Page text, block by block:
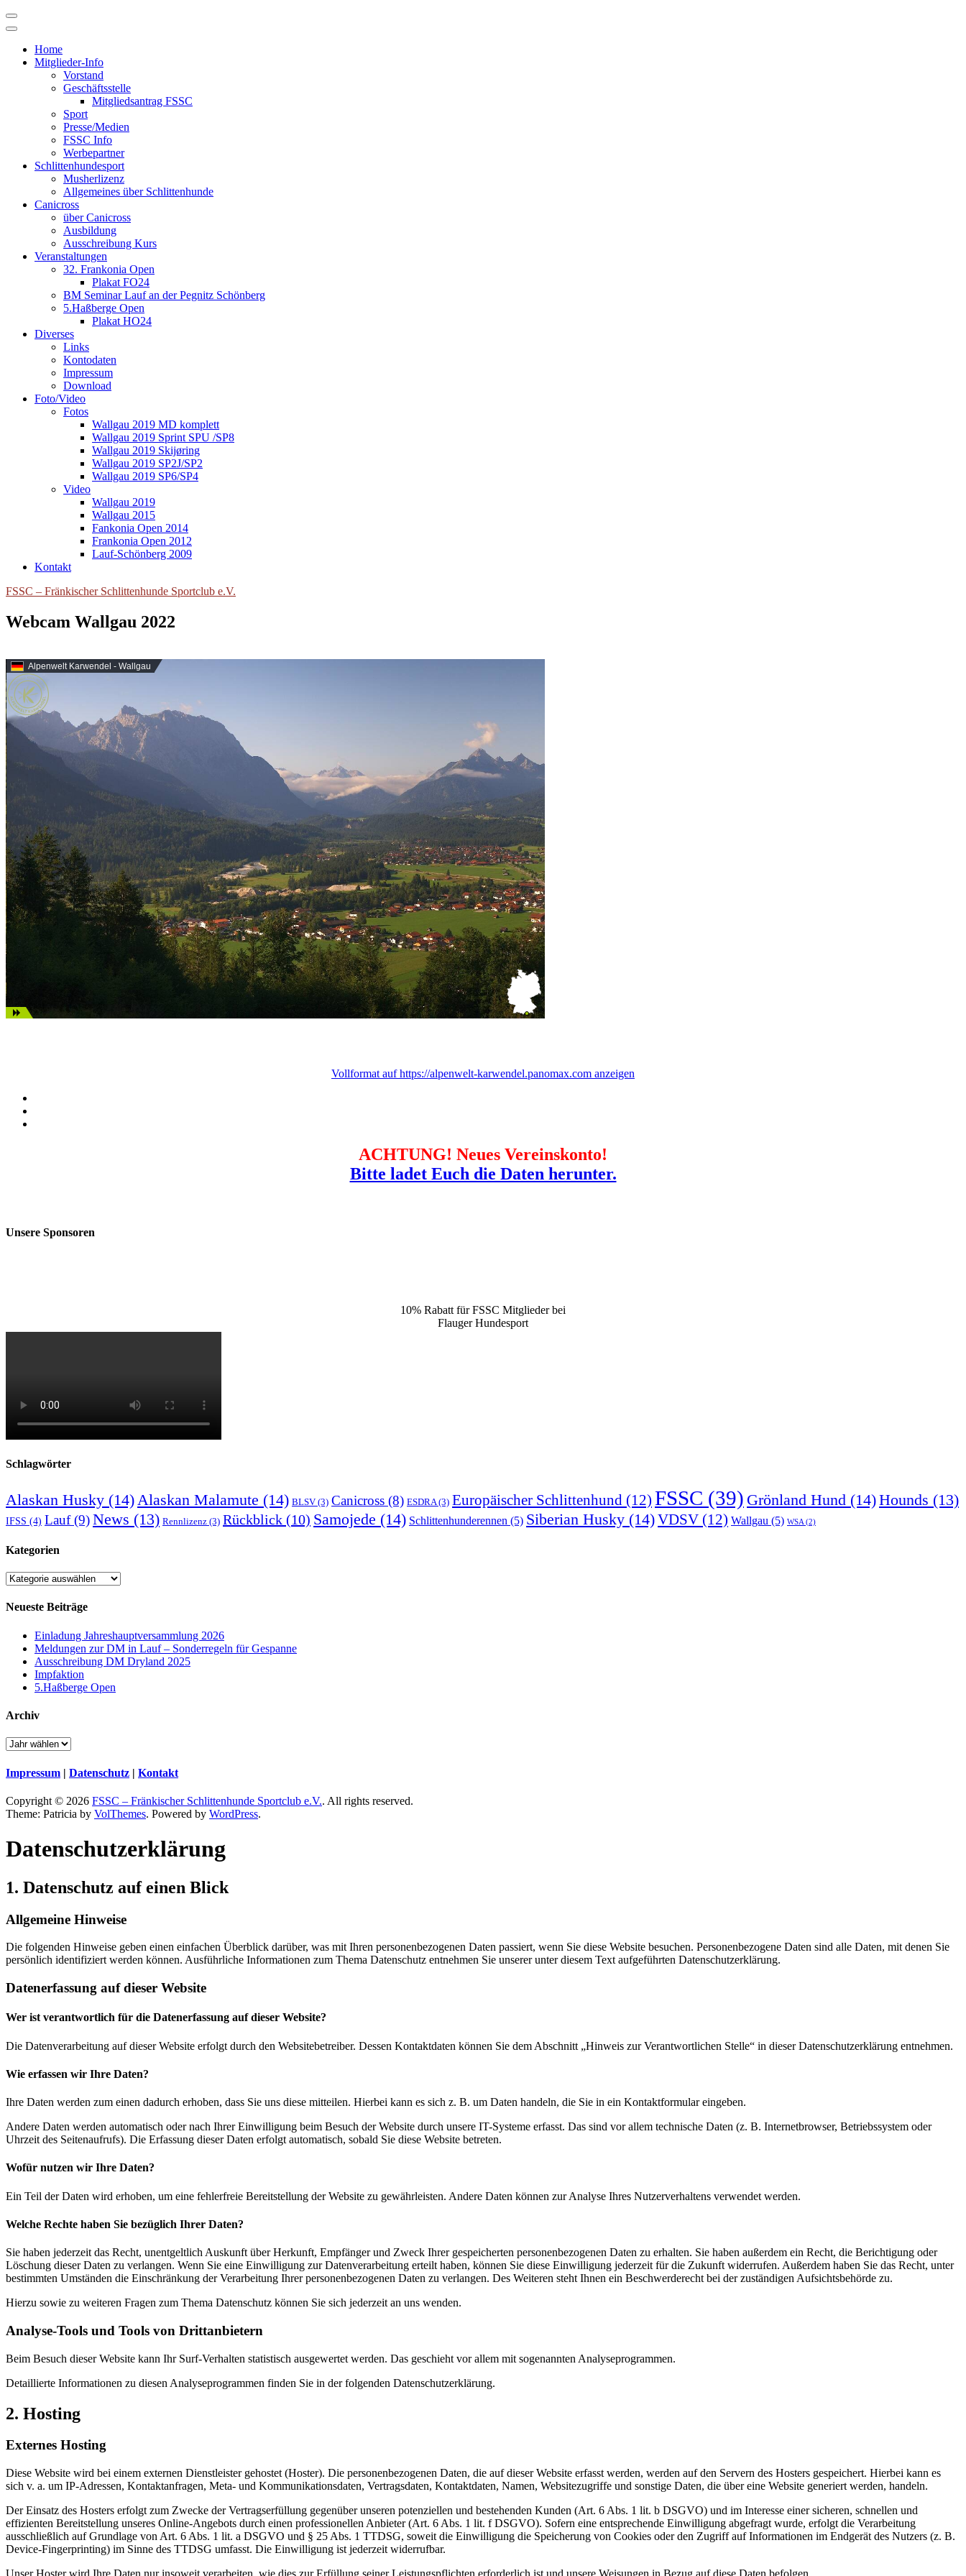
Skip
to
Home
Mitglieder-Info
Vorstand
Geschäftsstelle
Mitgliedsantrag FSSC
Sport
Presse/Medien
FSSC Info
Werbepartner
Schlittenhundesport
Musherlizenz
Allgemeines über Schlittenhunde
Canicross
über Canicross
Ausbildung
Ausschreibung Kurs
Veranstaltungen
32. Frankonia Open
Plakat FO24
BM Seminar Lauf an der Pegnitz Schönberg
5.Haßberge Open
Plakat HO24
Diverses
Links
Kontodaten
Impressum
Download
Foto/Video
Fotos
Wallgau 2019 MD komplett
Wallgau 2019 Sprint SPU /SP8
Wallgau 2019 Skijøring
Wallgau 2019 SP2J/SP2
Wallgau 2019 SP6/SP4
Video
Wallgau 2019
Wallgau 2015
Fankonia Open 2014
Frankonia Open 2012
Lauf-Schönberg 2009
Kontakt
FSSC – Fränkischer Schlittenhunde Sportclub e.V.
Webcam Wallgau 2022
Alpenwelt Karwendel - Wallgau
Vollformat auf https://alpenwelt-karwendel.panomax.com anzeigen
ACHTUNG! Neues Vereinskonto!
Bitte ladet Euch die Daten herunter.
Unsere Sponsoren
10% Rabatt für FSSC Mitglieder bei
Flauger Hundesport
Schlagwörter
Alaskan Husky (14) Alaskan Malamute (14) BLSV (3) Canicross (8) ESDRA (3) Europäischer Schlittenhund (12) FSSC (39) Grönland Hund (14)Hounds (13)
IFSS (4) Lauf(9)News (13) Rennlizenz (3) Rückblick (10) Samojede (14) Schlittenhunderennen (5) Siberian Husky (14)VDSV (12) Wallgau (5) WSA (2)
Kategorien
Kategorien
Neueste Beiträge
Einladung Jahreshauptversammlung 2026
Meldungen zur DM in Lauf – Sonderregeln für Gespanne
Ausschreibung DM Dryland 2025
Impfaktion
5.Haßberge Open
Archiv
Impressum | Datenschutz | Kontakt
Copyright © 2026 FSSC – Fränkischer Schlittenhunde Sportclub e.V.. All rights reserved.
Theme: Patricia by VolThemes. Powered by WordPress.
Datenschutz­erklärung
1. Datenschutz auf einen Blick
Allgemeine Hinweise
Die folgenden Hinweise geben einen einfachen Überblick darüber, was mit Ihren personenbezogenen Daten passiert, wenn Sie diese Website besuchen. Personenbezogene Daten sind alle Daten, mit denen Sie
persönlich identifiziert werden können. Ausführliche Informationen zum Thema Datenschutz entnehmen Sie unserer unter diesem Text aufgeführten Datenschutzerklärung.
Datenerfassung auf dieser Website
Wer ist verantwortlich für die Datenerfassung auf dieser Website?
Die Datenverarbeitung auf dieser Website erfolgt durch den Websitebetreiber. Dessen Kontaktdaten können Sie dem Abschnitt „Hinweis zur Verantwortlichen Stelle“ in dieser Datenschutzerklärung entnehmen.
Wie erfassen wir Ihre Daten?
Ihre Daten werden zum einen dadurch erhoben, dass Sie uns diese mitteilen. Hierbei kann es sich z. B. um Daten handeln, die Sie in ein Kontaktformular eingeben.
Andere Daten werden automatisch oder nach Ihrer Einwilligung beim Besuch der Website durch unsere IT-Systeme erfasst. Das sind vor allem technische Daten (z. B. Internetbrowser, Betriebssystem oder
Uhrzeit des Seitenaufrufs). Die Erfassung dieser Daten erfolgt automatisch, sobald Sie diese Website betreten.
Wofür nutzen wir Ihre Daten?
Ein Teil der Daten wird erhoben, um eine fehlerfreie Bereitstellung der Website zu gewährleisten. Andere Daten können zur Analyse Ihres Nutzerverhaltens verwendet werden.
Welche Rechte haben Sie bezüglich Ihrer Daten?
Sie haben jederzeit das Recht, unentgeltlich Auskunft über Herkunft, Empfänger und Zweck Ihrer gespeicherten personenbezogenen Daten zu erhalten. Sie haben außerdem ein Recht, die Berichtigung oder
Löschung dieser Daten zu verlangen. Wenn Sie eine Einwilligung zur Datenverarbeitung erteilt haben, können Sie diese Einwilligung jederzeit für die Zukunft widerrufen. Außerdem haben Sie das Recht, unter
bestimmten Umständen die Einschränkung der Verarbeitung Ihrer personenbezogenen Daten zu verlangen. Des Weiteren steht Ihnen ein Beschwerderecht bei der zuständigen Aufsichtsbehörde zu.
Hierzu sowie zu weiteren Fragen zum Thema Datenschutz können Sie sich jederzeit an uns wenden.
Analyse-Tools und Tools von Dritt­anbietern
Beim Besuch dieser Website kann Ihr Surf-Verhalten statistisch ausgewertet werden. Das geschieht vor allem mit sogenannten Analyseprogrammen.
Detaillierte Informationen zu diesen Analyseprogrammen finden Sie in der folgenden Datenschutzerklärung.
2. Hosting
Externes Hosting
Diese Website wird bei einem externen Dienstleister gehostet (Hoster). Die personenbezogenen Daten, die auf dieser Website erfasst werden, werden auf den Servern des Hosters gespeichert. Hierbei kann es
sich v. a. um IP-Adressen, Kontaktanfragen, Meta- und Kommunikationsdaten, Vertragsdaten, Kontaktdaten, Namen, Websitezugriffe und sonstige Daten, die über eine Website generiert werden, handeln.
Der Einsatz des Hosters erfolgt zum Zwecke der Vertragserfüllung gegenüber unseren potenziellen und bestehenden Kunden (Art. 6 Abs. 1 lit. b DSGVO) und im Interesse einer sicheren, schnellen und
effizienten Bereitstellung unseres Online-Angebots durch einen professionellen Anbieter (Art. 6 Abs. 1 lit. f DSGVO). Sofern eine entsprechende Einwilligung abgefragt wurde, erfolgt die Verarbeitung
ausschließlich auf Grundlage von Art. 6 Abs. 1 lit. a DSGVO und § 25 Abs. 1 TTDSG, soweit die Einwilligung die Speicherung von Cookies oder den Zugriff auf Informationen im Endgerät des Nutzers (z. B.
Device-Fingerprinting) im Sinne des TTDSG umfasst. Die Einwilligung ist jederzeit widerrufbar.